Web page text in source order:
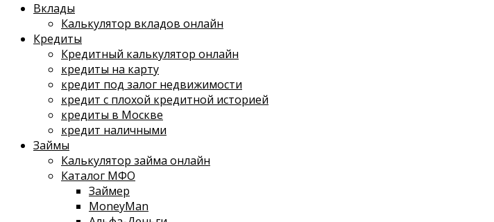
Вклады
Калькулятор вкладов онлайн
Кредиты
Кредитный калькулятор онлайн
кредиты на карту
кредит под залог недвижимости
кредит с плохой кредитной историей
кредиты в Москве
кредит наличными
Займы
Калькулятор займа онлайн
Каталог МФО
Займер
MoneyMan